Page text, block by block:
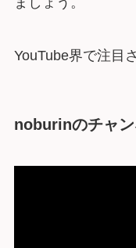
YouTube界で注目
noburinのチャ